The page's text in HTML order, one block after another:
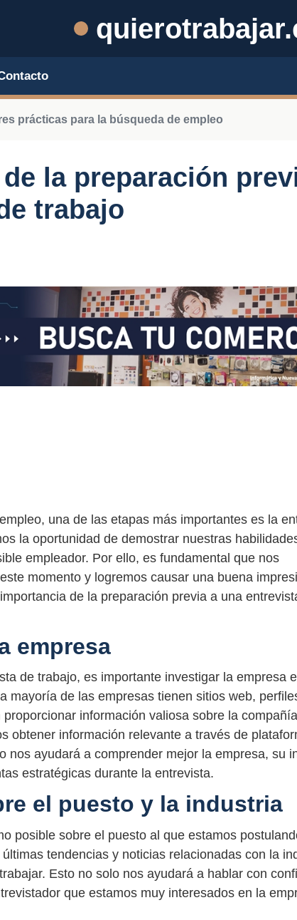
prácticas para la búsqueda de empleo
la preparación
trabajo
una de las etapas más importantes es la
la oportunidad de demostrar nuestras
empleador. Por ello, es fundamental que nos
momento y logremos causar una buena
de la preparación previa a una
empresa
de trabajo, es importante investigar la empresa
mayoría de las empresas tienen sitios web,
información valiosa sobre la
obtener información relevante a través de
nos ayudará a comprender mejor la empresa, su
estratégicas durante la entrevista.
el puesto y la industria
posible sobre el puesto al que estamos
tendencias y noticias relacionadas con la
Esto no solo nos ayudará a hablar con
que estamos muy interesados en la